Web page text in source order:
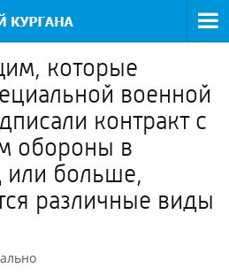
которые
военной
контракт с
обороны в
или больше,
различные виды